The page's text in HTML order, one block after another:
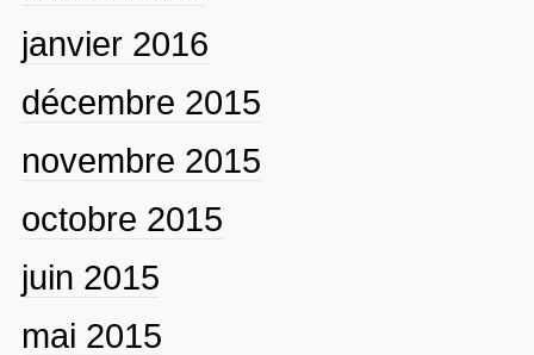
janvier 2016
décembre 2015
novembre 2015
octobre 2015
juin 2015
mai 2015